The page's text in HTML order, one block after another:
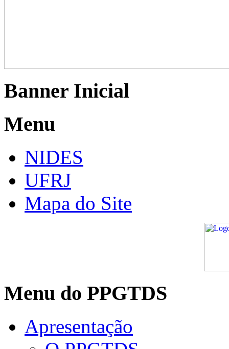
Banner Inicial
Menu
NIDES
UFRJ
Mapa do Site
Menu do PPGTDS
Apresentação